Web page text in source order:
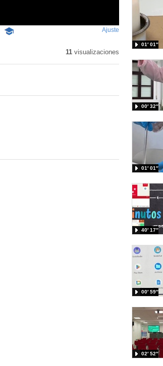
-
Ajuste
pantalla
11visualizaciones
01′ 01″
00′ 32″
01′ 01″
40′ 17″
00′ 59″
02′ 52″